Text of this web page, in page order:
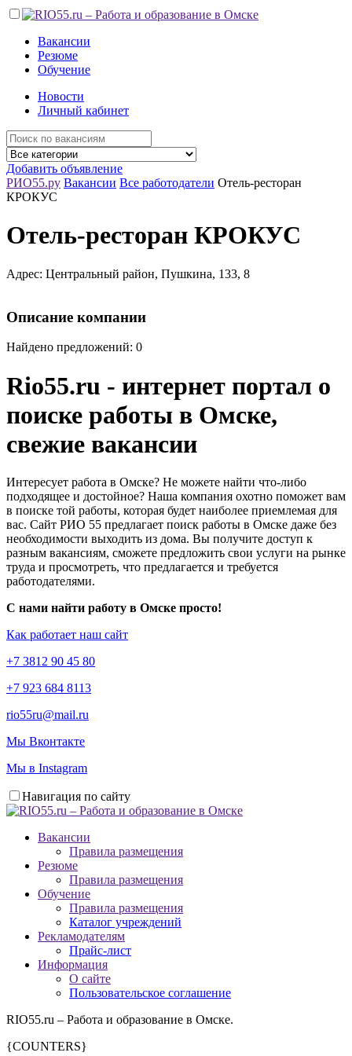
Вакансии
Резюме
Обучение
Новости
Личный кабинет
Добавить объявление
РИО55.ру Вакансии Все работодатели Отель-ресторан
КРОКУС
Отель-ресторан КРОКУС
Адрес: Центральный район, Пушкина, 133, 8
Описание компании
Найдено предложений: 0
Rio55.ru - интернет портал о
поиске работы в Омске,
свежие вакансии
Интересует работа в Омске? Не можете найти что-либо
подходящее и достойное? Наша компания охотно поможет вам
в поиске той работы, которая будет наиболее приемлемая для
вас. Сайт РИО 55 предлагает поиск работы в Омске даже без
необходимости выходить из дома. Вы получите доступ к
разным вакансиям, сможете предложить свои услуги на рынке
труда и просмотреть, что предлагается и требуется
работодателями.
С нами найти работу в Омске просто!
Как работает наш сайт
+7 3812 90 45 80
+7 923 684 8113
rio55ru@mail.ru
Мы Вконтакте
Мы в Instagram
Навигация по сайту
Вакансии
Правила размещения
Резюме
Правила размещения
Обучение
Правила размещения
Каталог учреждений
Рекламодателям
Прайс-лист
Информация
О сайте
Пользовательское соглашение
RIO55.ru – Работа и образование в Омске.
{COUNTERS}